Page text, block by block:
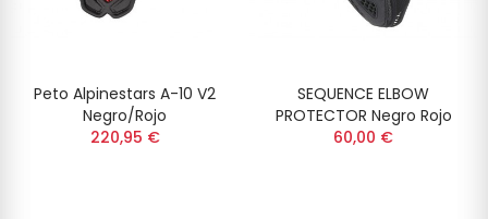
Peto Alpinestars A-10 V2
Negro/Rojo
220,95 €
SEQUENCE ELBOW
PROTECTOR Negro Rojo
60,00 €